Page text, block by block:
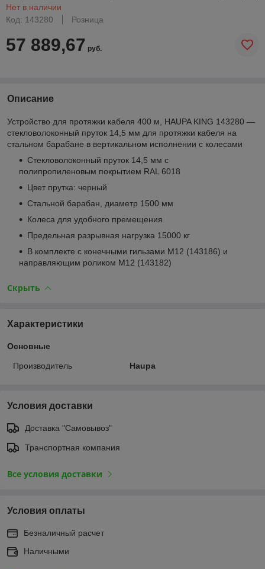
Нет в наличии
Код: 143280
Розница
57 889,67 руб.
Описание
Устройство для протяжки кабеля 400 м, HAUPA KING 143280 —
стекловолоконный пруток 14,5 мм для протяжки кабеля на
стальном барабане в вертикальном исполнении с колесами
Стекловолоконный пруток 14,5 мм с
полипропиленовым покрытием RAL 6018
Цвет прутка: черный
Стальной барабан, диаметр 1500 мм
Колеса для удобного премещения
Предельная разрывная нагрузка 15000 кг
В комплекте с конечными гильзами М12 (143186) и
направляющим роликом М12 (143182)
Скрыть
Характеристики
Основные
Производитель Haupa
Условия доставки
Доставка "Самовывоз"
Транспортная компания
Все условия доставки
Условия оплаты
Безналичный расчет
Наличными